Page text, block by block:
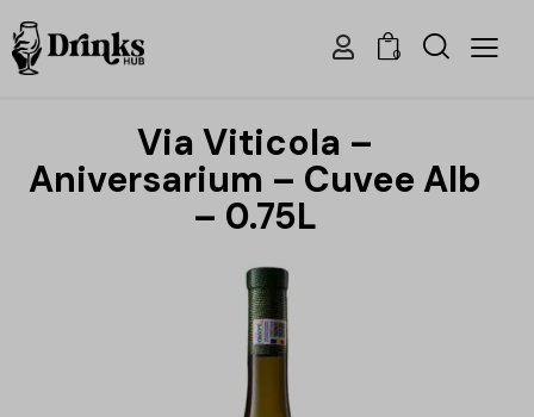
0
Via Viticola –
Aniversarium – Cuvee Alb
– 0.75L